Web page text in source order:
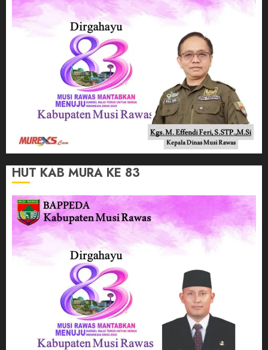
HUT KAB MURA KE 83